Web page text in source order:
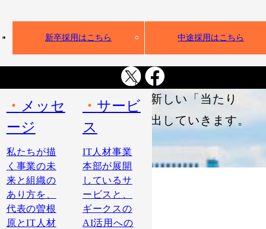
新卒採用はこちら 中途採用はこちら
「新しい時代のインフラ」へ
と進化します。
ギークスグループは、人とAI
が共創する新しい「当たり
前」を創り出していきます。
メッセ
ージ
私たちが描
く事業の未
来と組織の
あり方を、
代表の曽根
原とIT人材
サービ
ス
IT人材事業
本部が展開
しているサ
ービスと、
ギークスの
AI活用への